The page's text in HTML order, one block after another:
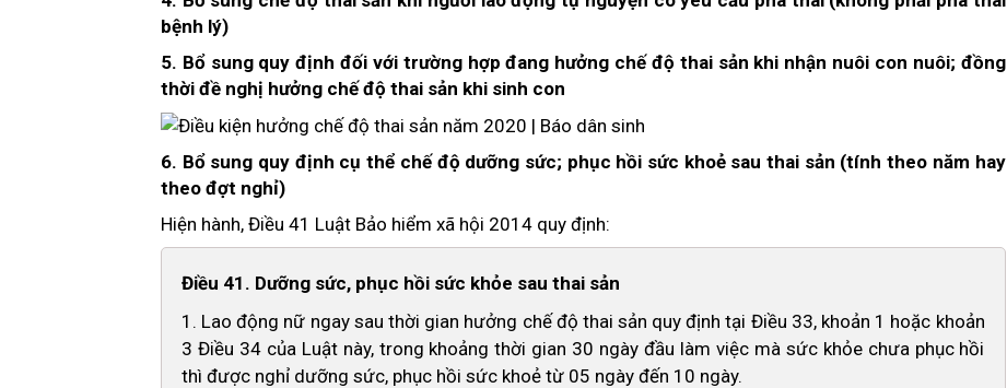
bệnh lý)
5. Bổ sung quy định đối với trường hợp đang hưởng chế độ thai sản khi nhận nuôi con nuôi; đồng
thời đề nghị hưởng chế độ thai sản khi sinh con
6. Bổ sung quy định cụ thể chế độ dưỡng sức; phục hồi sức khoẻ sau thai sản (tính theo năm hay
theo đợt nghỉ)
Hiện hành, Điều 41 Luật Bảo hiểm xã hội 2014 quy định:
Điều 41. Dưỡng sức, phục hồi sức khỏe sau thai sản
1. Lao động nữ ngay sau thời gian hưởng chế độ thai sản quy định tại Điều 33, khoản 1 hoặc khoản
3 Điều 34 của Luật này, trong khoảng thời gian 30 ngày đầu làm việc mà sức khỏe chưa phục hồi
thì được nghỉ dưỡng sức, phục hồi sức khoẻ từ 05 ngày đến 10 ngày.